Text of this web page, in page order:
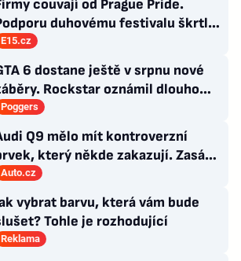
couvají od Prague Pride.
duhovému festivalu škrtl i
E15.cz
6 dostane ještě v srpnu nové
Rockstar oznámil dlouho
prezentaci
Poggers
Q9 mělo mít kontroverzní
který někde zakazují. Zasáhl
šéf
Auto.cz
vybrat barvu, která vám bude
Tohle je rozhodující
Reklama